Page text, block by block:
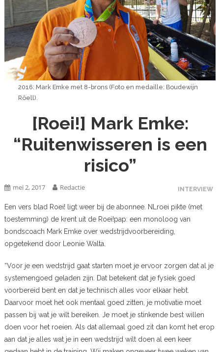
2016: Mark Emke met 8-brons (Foto en medaille: Boudewijn
Röell).
[Roei!] Mark Emke:
“Ruitenwisseren is een
risico”
INTERVIEW
mei 2, 2017 Redactie
Een vers blad Roei! ligt weer bij de abonnee. NLroei pikte (met
toestemming) de krent uit de Roei!pap: een monoloog van
bondscoach Mark Emke over wedstrijdvoorbereiding,
opgetekend door Leonie Walta.
“Voor je een wedstrijd gaat starten moet je ervoor zorgen dat al je
systemengoed geladen zijn. Dat betekent dat je fysiek goed
voorbereid bent en dat je technisch alles voor elkaar hebt.
Daarvoor moet het ook mentaal goed zitten, je motivatie moet
passen bij wat je wilt bereiken. Je moet je stinkende best willen
doen voor het roeien. Als dat allemaal goed zit dan komt het erop
aan dat je alles wat je in een wedstrijd wilt doen al een keer